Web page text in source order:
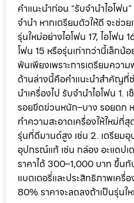
คำแนะนำก่อน “รับจำนำไอโฟน
จำนำ หากเตรียมตัวให้ดี จะช่ว
รุ่นใหม่อย่างไอโฟน 17, ไอโฟน
โฟน 15 หรือรุ่นเก่ากว่านี้เล็กน้
พันเพียงเพราะการเตรียมควา
ด้านล่างนี้คือคำแนะนำสำคัญ
นำเครื่องไป รับจำนำไอโฟน 1.
รอยขีดข่วนหนัก–บาง รอยตก
ทำความสะอาดเครื่องให้ใหม่ที่
รุ่นที่ดีมานด์สูง เช่น 2. เตรียม
อุปกรณ์แท้ เช่น กล่อง อะแดปเ
ราคาได้ 300–1,000 บาท ขึ้น
แบตเตอรี่และประสิทธิภาพเครื่
80% ราคาจะลดลงถ้าเป็นรุ่นใ